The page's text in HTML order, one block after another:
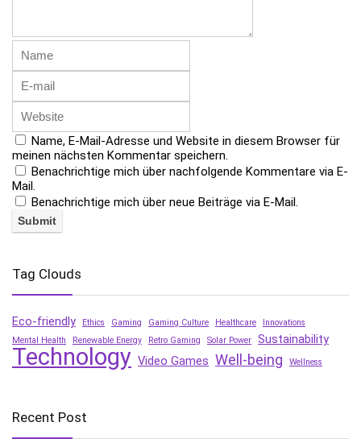
Name, E-Mail-Adresse und Website in diesem Browser für
meinen nächsten Kommentar speichern.
Benachrichtige mich über nachfolgende Kommentare via E-
Mail.
Benachrichtige mich über neue Beiträge via E-Mail.
Tag Clouds
Eco-friendly Ethics Gaming Gaming Culture Healthcare
Innovations
Mental Health
Renewable Energy Retro Gaming Solar Power Sustainability
Technology Video Games Well-being Wellness
Recent Post